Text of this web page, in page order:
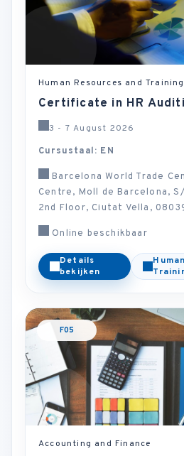
Human Resources and Training
Certificate in HR
3 - 7 August 2026
Cursustaal: EN
Barcelona World Trade
Centre, Moll de Barcelona,
2nd Floor, Ciutat Vella,
Online beschikbaar
Details
bekijken
F05
Accounting and Finance